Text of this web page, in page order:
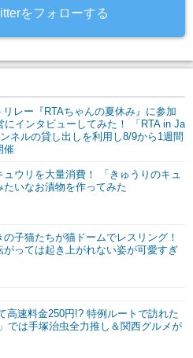
をフォローする
リレー『RTAちゃんの夏休み』に参加
にインタビューしてみた！ 「RTA in Ja
ネルの貸し出しを利用し8/9から1週間
催
ュウリを大量消費！ 「きゅうりのキュ
たいなお漬物を作ってみた
の子猫たちが猫ドームでレスリング！
がっては起き上がれない姿が可愛すぎ
高速料金250円!? 特例ルートで訪れた
では手塚治虫全力推し＆関西グルメが